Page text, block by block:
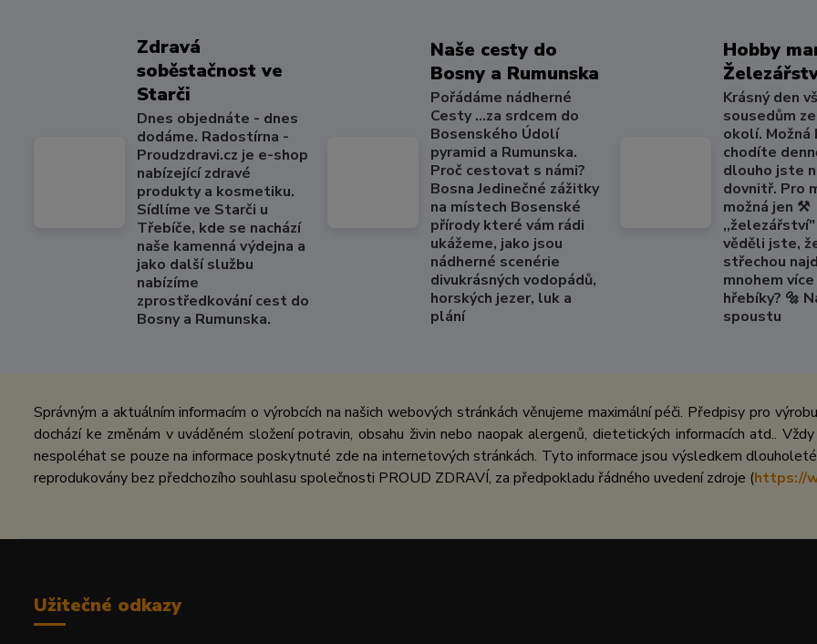
Zdravá
soběstačnost ve
Starči
Dnes objednáte - dnes
dodáme. Radostírna -
Proudzdravi.cz je e-shop
nabízející zdravé
produkty a kosmetiku.
Sídlíme ve Starči u
Třebíče, kde se nachází
naše kamenná výdejna a
jako další službu
nabízíme
zprostředkování cest do
Bosny a Rumunska.
Naše cesty do
Bosny a Rumunska
Pořádáme nádherné
Cesty ...za srdcem do
Bosenského Údolí
pyramid a Rumunska.
Proč cestovat s námi?
Bosna Jedinečné zážitky
na místech Bosenské
přírody které vám rádi
ukážeme, jako jsou
nádherné scenérie
divukrásných vodopádů,
horských jezer, luk a
plání
Hobby
Krásný den
sousedům
okolí. Možná
chodíte
dlouho jste
dovnitř. Pro
možná jen ⚒️
věděli jste,
střechou
mnohem
hřebíky? 🔩
spoustu
Správným a aktuálním informacím o výrobcích na našich webových stránkách věnujeme maximální péči. Předpisy pro
dochází ke změnám v uváděném složení potravin, obsahu živin nebo naopak alergenů, dietetických informacích atd..
nespoléhat se pouze na informace poskytnuté zde na internetových stránkách. Tyto informace jsou výsledkem
reprodukovány bez předchozího souhlasu společnosti PROUD ZDRAVÍ, za předpokladu řádného uvedení zdroje (https://
Užitečné odkazy